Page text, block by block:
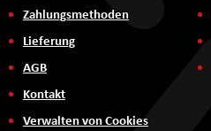
Zahlungsmethoden
Lieferung
AGB
Kontakt
Verwalten von Cookies